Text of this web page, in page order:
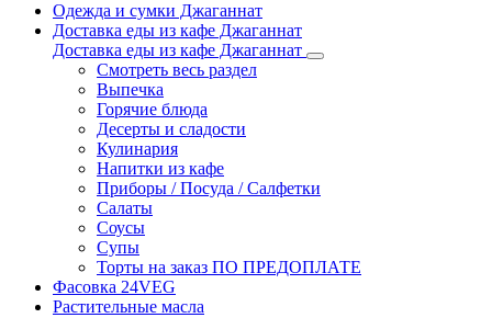
Одежда и сумки Джаганнат
Доставка еды из кафе Джаганнат
Доставка еды из кафе Джаганнат
Смотреть весь раздел
Выпечка
Горячие блюда
Десерты и сладости
Кулинария
Напитки из кафе
Приборы / Посуда / Салфетки
Салаты
Соусы
Супы
Торты на заказ ПО ПРЕДОПЛАТЕ
Фасовка 24VEG
Растительные масла